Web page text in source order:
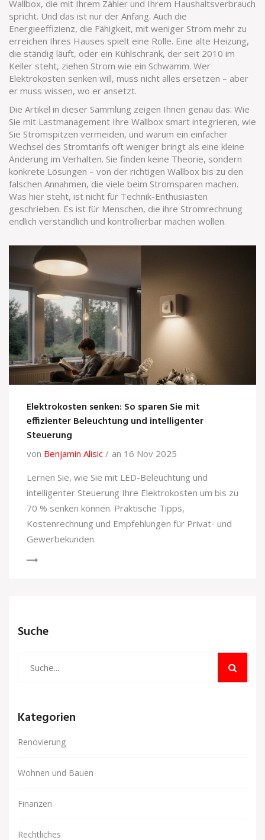
Wallbox, die mit Ihrem Zähler und Ihrem Haushaltsverbrauch
spricht. Und das ist nur der Anfang. Auch die
Energieeffizienz, die Fähigkeit, mit weniger Strom mehr zu
erreichen Ihres Hauses spielt eine Rolle. Eine alte Heizung,
die ständig läuft, oder ein Kühlschrank, der seit 2010 im
Keller steht, ziehen Strom wie ein Schwamm. Wer
Elektrokosten senken will, muss nicht alles ersetzen – aber
er muss wissen, wo er ansetzt.
Die Artikel in dieser Sammlung zeigen Ihnen genau das: Wie
Sie mit Lastmanagement Ihre Wallbox smart integrieren, wie
Sie Stromspitzen vermeiden, und warum ein einfacher
Wechsel des Stromtarifs oft weniger bringt als eine kleine
Änderung im Verhalten. Sie finden keine Theorie, sondern
konkrete Lösungen – von der richtigen Wallbox bis zu den
falschen Annahmen, die viele beim Stromsparen machen.
Was hier steht, ist nicht für Technik-Enthusiasten
geschrieben. Es ist für Menschen, die ihre Stromrechnung
endlich verständlich und kontrollierbar machen wollen.
Elektrokosten senken: So sparen Sie mit
effizienter Beleuchtung und intelligenter
Steuerung
von Benjamin Alisic
an 16 Nov 2025
Lernen Sie, wie Sie mit LED-Beleuchtung und
intelligenter Steuerung Ihre Elektrokosten um bis zu
70 % senken können. Praktische Tipps,
Kostenrechnung und Empfehlungen für Privat- und
Gewerbekunden.
Suche
Kategorien
Renovierung
Wohnen und Bauen
Finanzen
Rechtliches